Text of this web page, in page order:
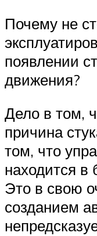
Почему не
появлении
движения?
Дело в том,
причина
том, что
находится в
Это в свою
созданием